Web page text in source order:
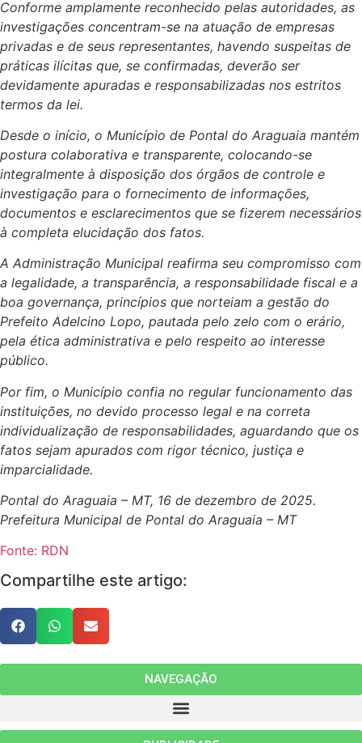
Conforme amplamente reconhecido pelas autoridades, as
investigações concentram-se na atuação de empresas
privadas e de seus representantes, havendo suspeitas de
práticas ilícitas que, se confirmadas, deverão ser
devidamente apuradas e responsabilizadas nos estritos
termos da lei.
Desde o início, o Município de Pontal do Araguaia mantém
postura colaborativa e transparente, colocando-se
integralmente à disposição dos órgãos de controle e
investigação para o fornecimento de informações,
documentos e esclarecimentos que se fizerem necessários
à completa elucidação dos fatos.
A Administração Municipal reafirma seu compromisso com
a legalidade, a transparência, a responsabilidade fiscal e a
boa governança, princípios que norteiam a gestão do
Prefeito Adelcino Lopo, pautada pelo zelo com o erário,
pela ética administrativa e pelo respeito ao interesse
público.
Por fim, o Município confia no regular funcionamento das
instituições, no devido processo legal e na correta
individualização de responsabilidades, aguardando que os
fatos sejam apurados com rigor técnico, justiça e
imparcialidade.
Pontal do Araguaia – MT, 16 de dezembro de 2025.
Prefeitura Municipal de Pontal do Araguaia – MT
Fonte: RDN
Compartilhe este artigo:
NAVEGAÇÃO